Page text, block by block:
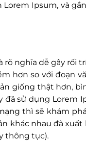
Ipsum, và
nghĩa dễ gây rối
hơn so với đoạn
giống thật hơn,
sử dụng Lorem
thì sẽ khám
khác nhau đã xuất
thông tục).